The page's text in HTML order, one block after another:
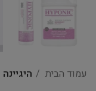
עמוד הבית היגיינה